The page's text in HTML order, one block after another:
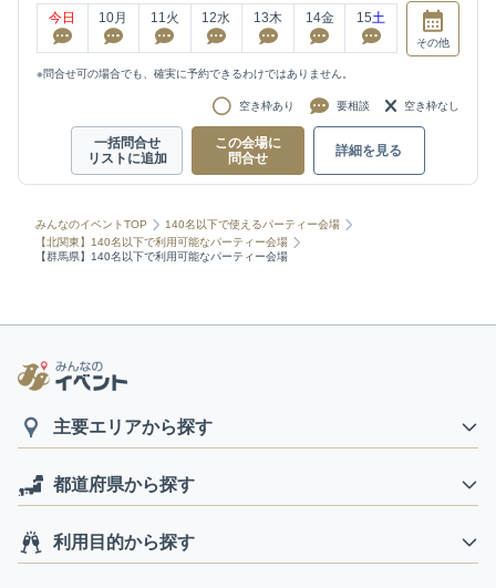
今日 10月 11火 12水 13木 14金 15土
その他
※問合せ可の場合でも、確実に予約できるわけではありません。
空き枠あり 要相談 空き枠なし
一括問合せ
リストに追加
この会場に
問合せ
詳細を見る
みんなのイベントTOP
140名以下で使えるパーティー会場
【北関東】140名以下で利用可能なパーティー会場
【群馬県】140名以下で利用可能なパーティー会場
主要エリアから探す
都道府県から探す
利用目的から探す